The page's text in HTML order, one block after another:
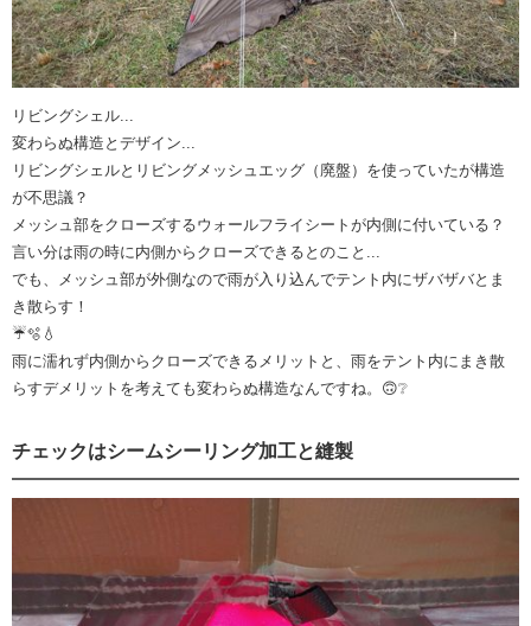
リビングシェル...
変わらぬ構造とデザイン...
リビングシェルとリビングメッシュエッグ（廃盤）を使っていたが構造
が不思議？
メッシュ部をクローズするウォールフライシートが内側に付いている？
言い分は雨の時に内側からクローズできるとのこと...
でも、メッシュ部が外側なので雨が入り込んでテント内にザバザバとま
き散らす！
☔🫧💧
雨に濡れず内側からクローズできるメリットと、雨をテント内にまき散
らすデメリットを考えても変わらぬ構造なんですね。🙃❔
チェックはシームシーリング加工と縫製